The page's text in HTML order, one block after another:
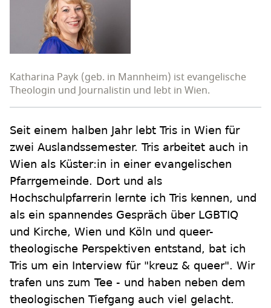
Katharina Payk (geb. in Mannheim) ist evangelische
Theologin und Journalistin und lebt in Wien.
Seit einem halben Jahr lebt Tris in Wien für
zwei Auslandssemester. Tris arbeitet auch in
Wien als Küster:in in einer evangelischen
Pfarrgemeinde. Dort und als
Hochschulpfarrerin lernte ich Tris kennen, und
als ein spannendes Gespräch über LGBTIQ
und Kirche, Wien und Köln und queer-
theologische Perspektiven entstand, bat ich
Tris um ein Interview für "kreuz & queer". Wir
trafen uns zum Tee - und haben neben dem
theologischen Tiefgang auch viel gelacht.